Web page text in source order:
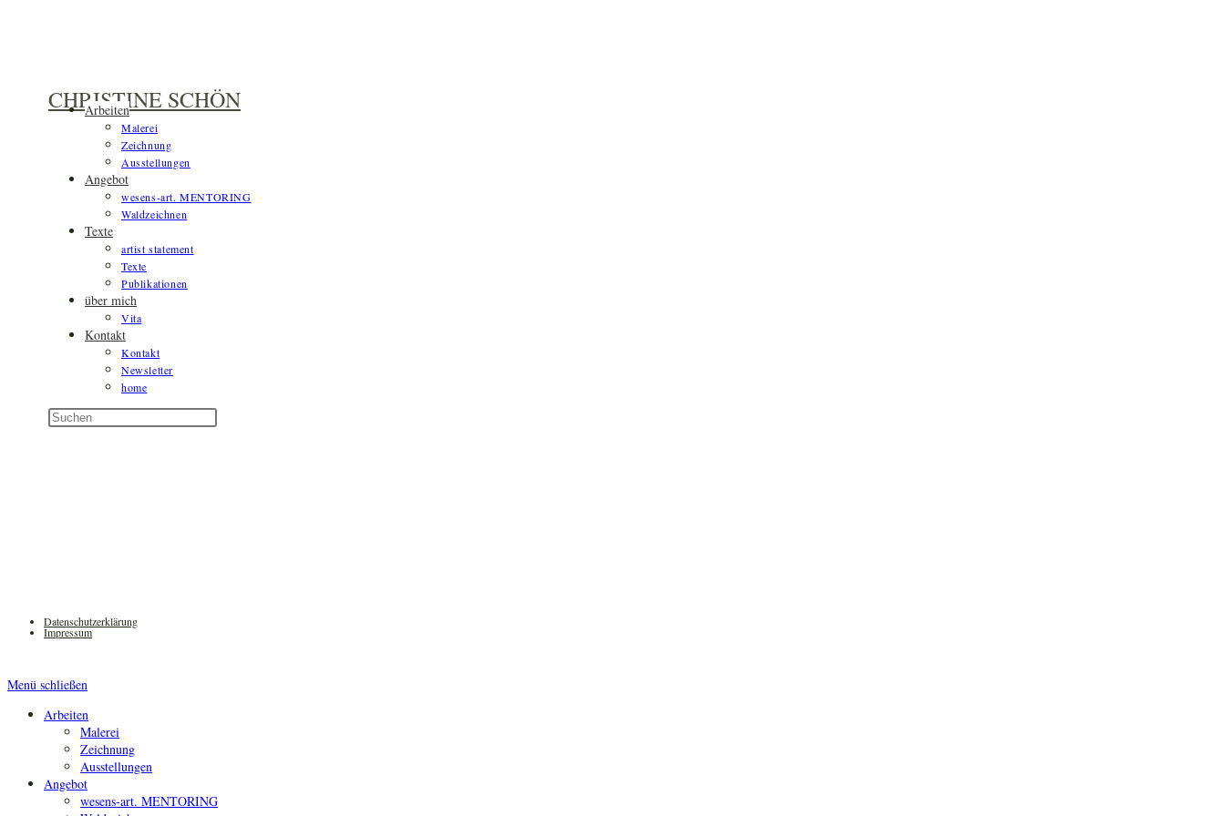
CHRISTINE SCHÖN
Arbeiten
Malerei
Zeichnung
Ausstellungen
Angebot
wesens-art. MENTORING
Waldzeichnen
Texte
artist statement
Texte
Publikationen
über mich
Vita
Kontakt
Kontakt
Newsletter
home
Diese
Website
Press
Datenschutzerklärung
Impressum
Menü schließen
Arbeiten
Malerei
Zeichnung
Ausstellungen
Angebot
wesens-art. MENTORING